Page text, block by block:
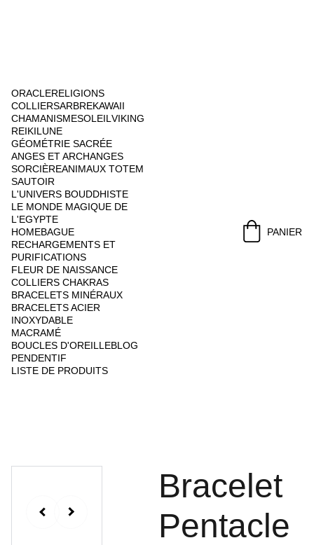
ORACLERELIGIONS
COLLIERSARBREKAWAII
CHAMANISMESOLEIL VIKING
REIKILUNE
GÉOMÉTRIE SACRÉE
ANGES ET ARCHANGES
SORCIÈREANIMAUX TOTEM
SAUTOIR
L'UNIVERS BOUDDHISTE
LE MONDE MAGIQUE DE
L'EGYPTE
HOMEBAGUE
RECHARGEMENTS ET
PURIFICATIONS
FLEUR DE NAISSANCE
COLLIERS CHAKRAS
BRACELETS MINÉRAUX
BRACELETS ACIER
INOXYDABLE
MACRAMÉ
BOUCLES D'OREILLEBLOG
PENDENTIF
LISTE DE PRODUITS
PANIER
Bracelet
Pentacle